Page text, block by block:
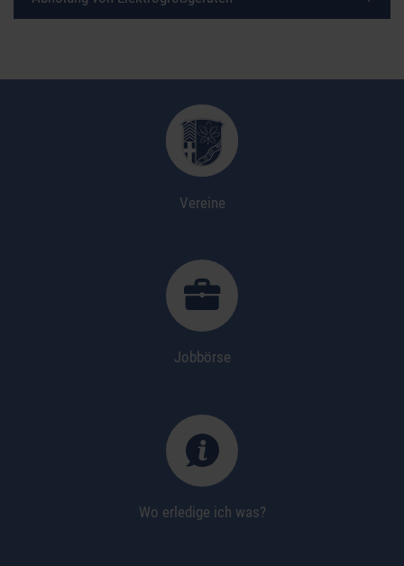
Vereine
Jobbörse
Wo erledige ich was?